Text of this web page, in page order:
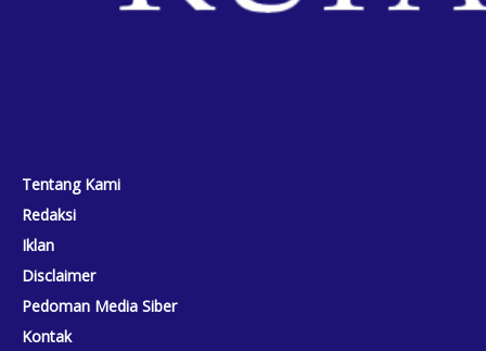
Tentang Kami
Redaksi
Iklan
Disclaimer
Pedoman Media Siber
Kontak